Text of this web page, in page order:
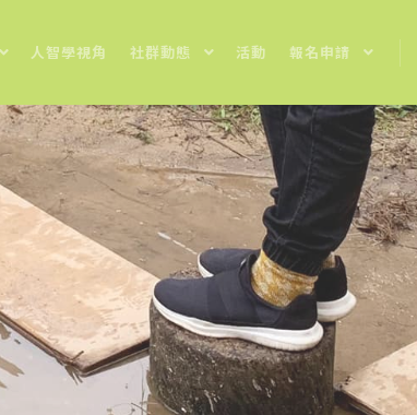
人智學視角 社群動態 活動 報名申請